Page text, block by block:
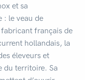
et sa
: le veau de
français de
hollandais, la
éleveurs et
du territoire. Sa